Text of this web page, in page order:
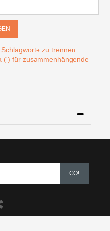
zu trennen.
(') für zusammenhängende
GO!